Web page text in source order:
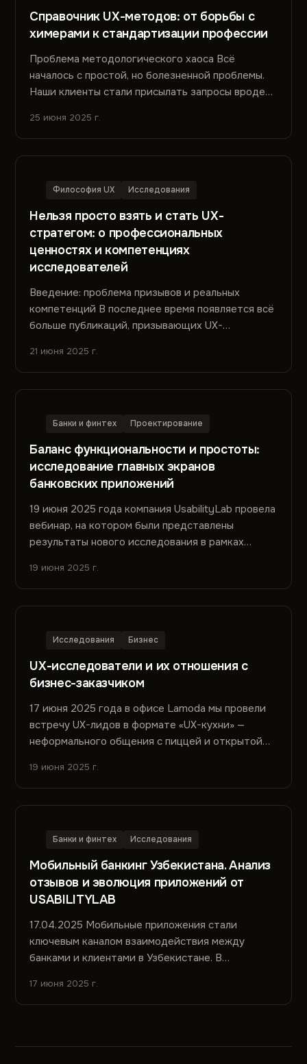
Справочник UX-методов: от борьбы с
химерами к стандартизации профессии
Проблема методологического хаоса Всё
началось с простой, но болезненной проблемы.
Наши клиенты стали присылать запросы вроде
25 июня 2025 г.
Философия UX Исследования
Нельзя просто взять и стать UX-
стратегом: о профессиональных
ценностях и компетенциях
исследователей
Введение: проблема призывов и реальных
компетенций В последнее время появляется всё
больше публикаций, призывающих UX-
21 июня 2025 г.
Банки и финтех Проектирование
Баланс функциональности и простоты:
исследование главных экранов
банковских приложений
19 июня 2025 года компания UsabilityLab провела
вебинар, на котором были представлены
результаты нового исследования в рамках
19 июня 2025 г.
Исследования Бизнес
UX-исследователи и их отношения с
бизнес-заказчиком
17 июня 2025 года в офисе Lamoda мы провели
встречу UX-лидов в формате «UX-кухни» —
неформального общения с пиццей и открытой
19 июня 2025 г.
Банки и финтех Исследования
Мобильный банкинг Узбекистана. Анализ
отзывов и эволюция приложений от
USABILITYLAB
17.04.2025 Мобильные приложения стали
ключевым каналом взаимодействия между
банками и клиентами в Узбекистане. В
17 июня 2025 г.